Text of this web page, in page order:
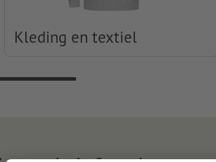
Kleding en textiel